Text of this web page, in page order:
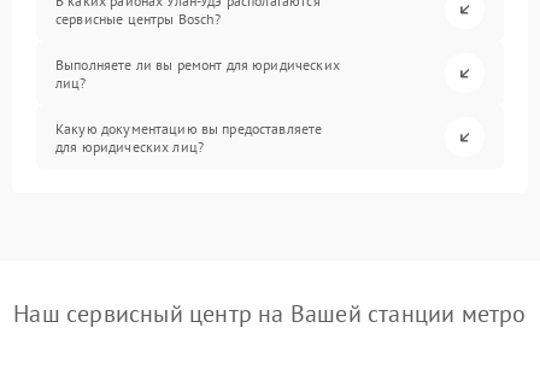
сервисные центры Bosch?
Выполняете ли вы ремонт для юридических
лиц?
Какую документацию вы предоставляете
для юридических лиц?
Наш сервисный центр на Вашей станции метро